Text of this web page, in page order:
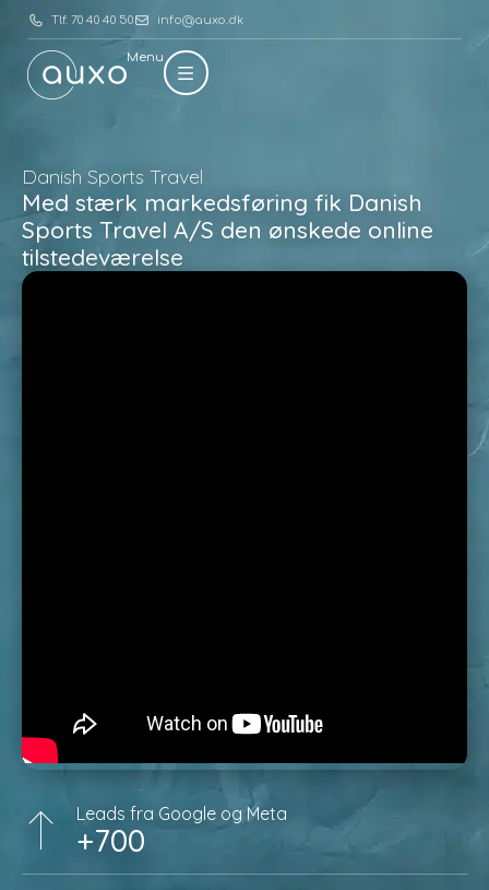
Tlf. 70 40 40 50 info@auxo.dk
Menu
Danish Sports Travel
Med stærk markedsføring fik Danish
Sports Travel A/S den ønskede online
tilstedeværelse
Leads fra Google og Meta
+700